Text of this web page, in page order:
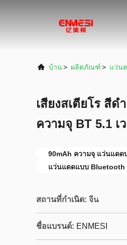
บ้าน> ผลิตภัณฑ์> แว่น
เสียงสเตียโร สี
ความจุ BT 5.1
90mAh ความจุ แว่นแดด
แว่นแดดแบบ Bluetooth
สถานที่กำเนิด: จีน
ชื่อแบรนด์: ENMESI